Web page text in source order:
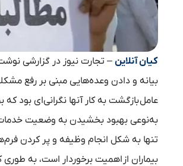
کیان آنلاین – تجارت نیوز در گزارشی
بیانه و دادن وعده‌هایی مبنی بر رفع
عامل بازگشت به کار آنها نگرانی‌ای بود
به‌نوعی بهبود بخشیدن به وضعیت خدمات
تنها به شکل انجام وظیفه و پر کردن
بیماران از اهمیت برخوردار است، به